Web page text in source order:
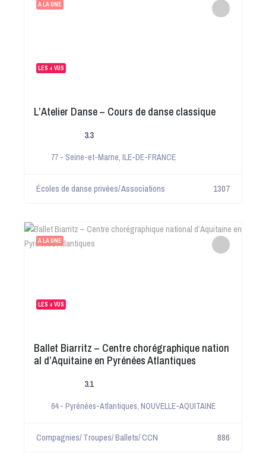
A LA UNE
LES + VUS
L’Atelier Danse – Cours de danse classique
3.3
77 - Seine-et-Marne, ILE-DE-FRANCE
Écoles de danse privées/ Associations 1307
A LA UNE
LES + VUS
Ballet Biarritz – Centre chorégraphique nation
al d’Aquitaine en Pyrénées Atlantiques
3.1
64 - Pyrénées-Atlantiques, NOUVELLE-AQUITAINE
Compagnies/ Troupes/ Ballets/ CCN 886